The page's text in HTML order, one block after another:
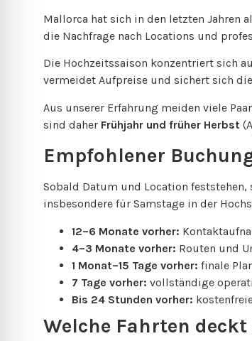
Mallorca hat sich in den letzten Jahren
die Nachfrage nach Locations und
Die Hochzeitssaison konzentriert sich
vermeidet Aufpreise und sichert sich
Aus unserer Erfahrung meiden viele
sind daher Frühjahr und früher Herbst
Empfohlener
Sobald Datum und Location
insbesondere für Samstage in der
12–6 Monate vorher:
4–3 Monate vorher: Routen und
1 Monat–15 Tage vorher: finale
7 Tage vorher: vollständige
Bis 24 Stunden vorher:
Welche Fahrten